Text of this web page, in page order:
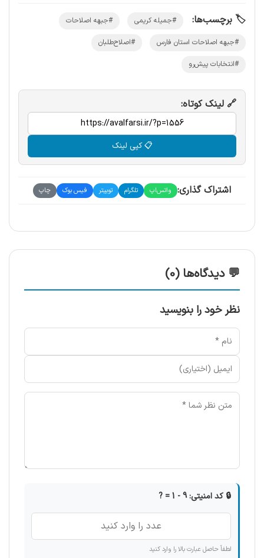
🏷️ برچسب‌ها: #جمیله کریمی #جبهه اصلاحات
#جبهه اصلاحات استان فارس #اصلاح‌طلبان
#انتخابات پیش‌رو
🔗 لینک کوتاه:
📋 کپی لینک
اشتراک گذاری: واتس‌اپ تلگرام توییتر فیس بوک چاپ
💬 دیدگاه‌ها (0)
نظر خود را بنویسید
🔒 کد امنیتی: 9 - 1 = ?
لطفاً حاصل عبارت بالا را وارد کنید